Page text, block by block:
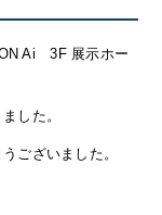
Ai 3F 展示ホー
した。
ございました。